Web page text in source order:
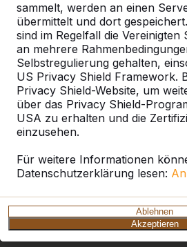
sammelt, werden an einen
übermittelt und dort
sind im Regelfall die Vereinigten
an mehrere
Selbstregulierung gehalten,
US Privacy Shield Framework.
Privacy Shield-Website, um
über das Privacy Shield-
USA zu erhalten und die
einzusehen.
Für weitere Informationen
Datenschutzerklärung lesen:
Ablehnen
Akzeptieren
ein HeBlad-Produkt in Ihrer
Produkt
Alles anzeigen
Kategorie
Alles anzeigen
Ort oder Postleitzahl suchen